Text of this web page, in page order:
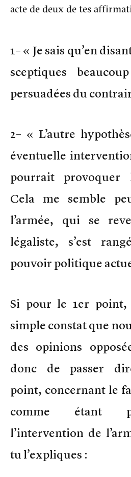
acte de deux de tes
1– « Je sais qu’en
sceptiques
persuadées du
2– « L’autre
éventuelle
pourrait provoquer
Cela me semble
l’armée, qui se
légaliste, s’est
pouvoir politique
Si pour le 1er point,
simple constat que
des opinions
donc de passer
point, concernant le
comme étant
l’intervention de
tu l’expliques :